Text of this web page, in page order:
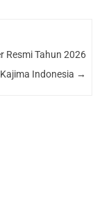
Resmi Tahun 2026
Indonesia →